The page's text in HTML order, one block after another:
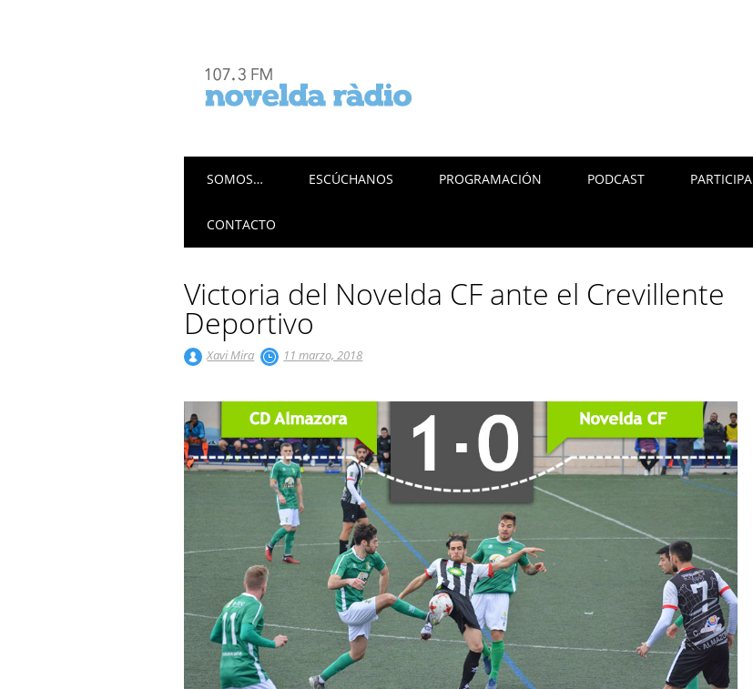
Menú principal
SOMOS… ESCÚCHANOS PROGRAMACIÓN PODCAST PARTICIPA
CONTACTO
Victoria del Novelda CF ante el Crevillente
Deportivo
Xavi Mira 11 marzo, 2018